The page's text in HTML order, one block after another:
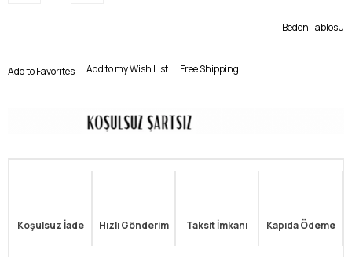
Beden Tablosu
Add to Favorites Add to my Wish List Free Shipping
Koşulsuz İade Hızlı Gönderim Taksit İmkanı Kapıda Ödeme